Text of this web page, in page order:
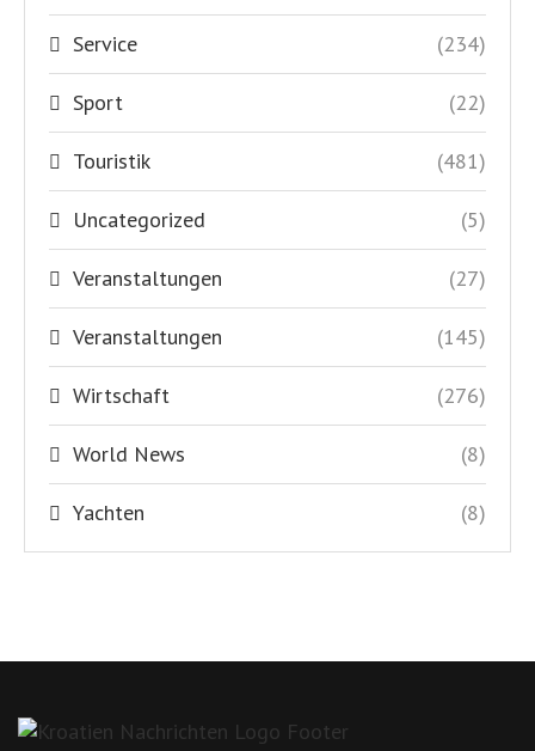
Service (234)
Sport (22)
Touristik (481)
Uncategorized (5)
Veranstaltungen (27)
Veranstaltungen (145)
Wirtschaft (276)
World News (8)
Yachten (8)